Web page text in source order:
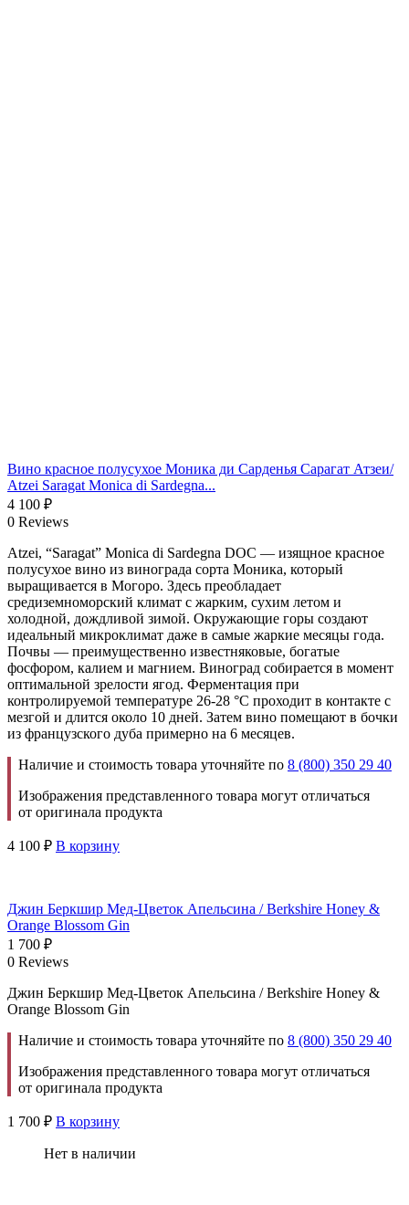
Вино красное полусухое Моника ди Сарденья Сарагат Атзеи/
Atzei Saragat Monica di Sardegna...
4 100 ₽
0 Reviews
Atzei, “Saragat” Monica di Sardegna DOC — изящное красное
полусухое вино из винограда сорта Моника, который
выращивается в Могоро. Здесь преобладает
средиземноморский климат с жарким, сухим летом и
холодной, дождливой зимой. Окружающие горы создают
идеальный микроклимат даже в самые жаркие месяцы года.
Почвы — преимущественно известняковые, богатые
фосфором, калием и магнием. Виноград собирается в момент
оптимальной зрелости ягод. Ферментация при
контролируемой температуре 26-28 °С проходит в контакте с
мезгой и длится около 10 дней. Затем вино помещают в бочки
из французского дуба примерно на 6 месяцев.
Наличие и стоимость товара уточняйте по 8 (800) 350 29 40
Изображения представленного товара могут отличаться
от оригинала продукта
4 100 ₽ В корзину
Джин Беркшир Мед-Цветок Апельсина / Berkshire Honey &
Orange Blossom Gin
1 700 ₽
0 Reviews
Джин Беркшир Мед-Цветок Апельсина / Berkshire Honey &
Orange Blossom Gin
Наличие и стоимость товара уточняйте по 8 (800) 350 29 40
Изображения представленного товара могут отличаться
от оригинала продукта
1 700 ₽ В корзину
Нет в наличии